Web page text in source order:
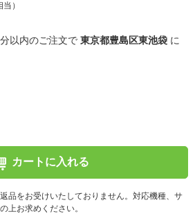
）
以内のご注文で 東京都豊島区東池袋 に
カートに入れる
品をお受けいたしておりません。対応機種、サ
上お求めください。